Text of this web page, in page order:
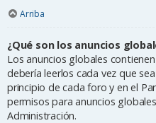
Arriba
¿Qué son los anuncios
Los anuncios globales
debería leerlos cada vez que
principio de cada foro y en el
permisos para anuncios
Administración.